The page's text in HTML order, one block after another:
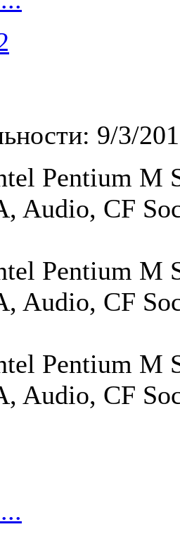
9/3/
Pentium M
Audio, CF
Pentium M
Audio, CF
Pentium M
Audio, CF